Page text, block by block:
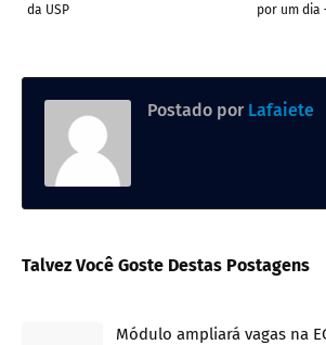
por um dia
da USP
Postado por Lafaiete
Talvez Você Goste Destas Postagens
Módulo ampliará vagas na